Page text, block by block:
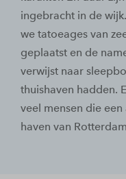
ingebracht in de
we tatoeages van
geplaatst en de
verwijst naar
thuishaven hadden.
veel mensen die
haven van